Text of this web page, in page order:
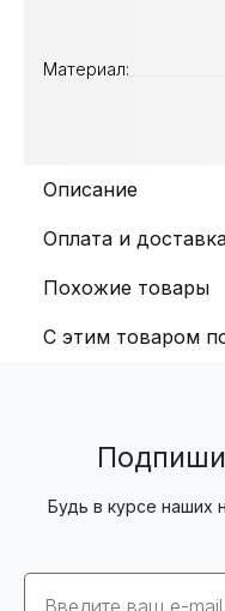
С этим товаром
Материал:
Описание
Оплата и
Похожие товары
Будь в курсе наших
Email